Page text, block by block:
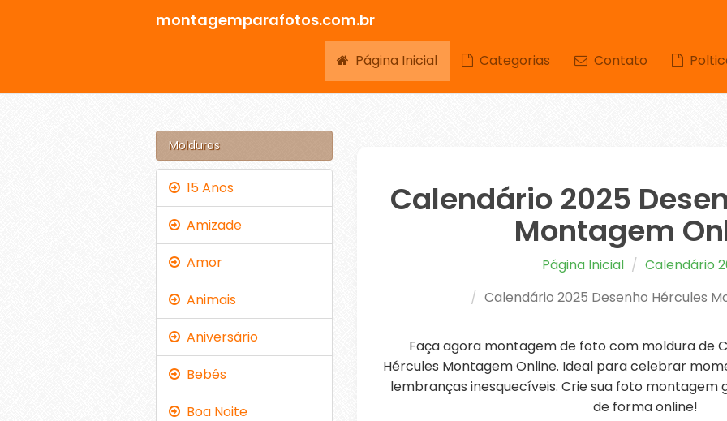
montagemparafotos.com.br
Página Inicial Categorias Contato
Calendário 2025
Montagem
Página Inicial
Calendário
Calendário 2025 Desenho Hércules
Faça agora montagem de foto com moldura de
Hércules Montagem Online. Ideal para celebrar
lembranças inesquecíveis. Crie sua foto montagem
de forma online!
Molduras
15 Anos
Amizade
Amor
Animais
Aniversário
Bebês
Boa Noite